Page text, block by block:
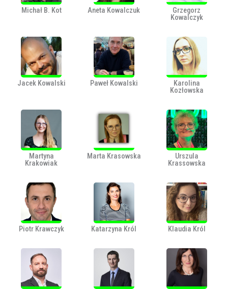
Michał B. Kot Aneta Kowalczuk
Grzegorz
Kowalczyk
Jacek Kowalski Paweł Kowalski
Karolina
Kozłowska
Martyna
Krakowiak
Marta Krasowska
Urszula
Krassowska
Piotr Krawczyk Katarzyna Król Klaudia Król